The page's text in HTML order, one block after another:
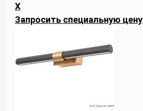
X
Запросить специальную цену